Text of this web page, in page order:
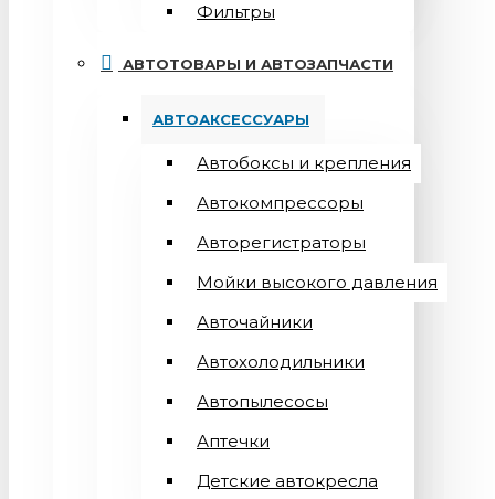
Фильтры
АВТОТОВАРЫ И АВТОЗАПЧАСТИ
АВТОАКСЕССУАРЫ
Автобоксы и крепления
Автокомпрессоры
Авторегистраторы
Мойки высокого давления
Авточайники
Автохолодильники
Автопылесосы
Аптечки
Детские автокресла